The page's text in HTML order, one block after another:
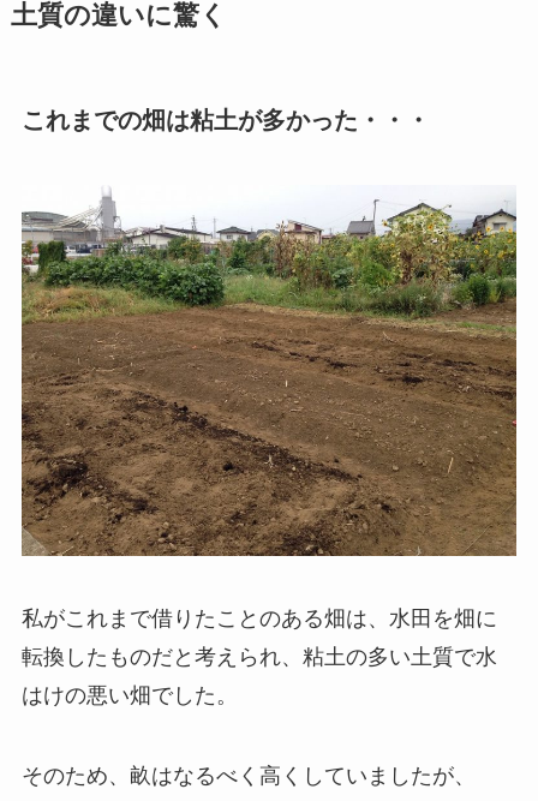
土質の違いに驚く
これまでの畑は粘土が多かった・・・
私がこれまで借りたことのある畑は、水田を畑に
転換したものだと考えられ、粘土の多い土質で水
はけの悪い畑でした。
そのため、畝はなるべく高くしていましたが、